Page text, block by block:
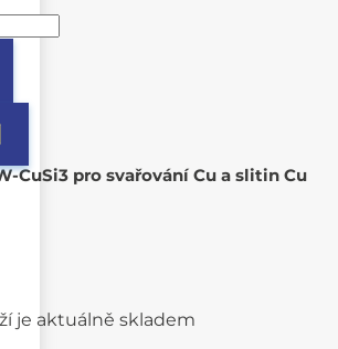
CuSi3 pro svařování Cu a slitin Cu
je aktuálně skladem